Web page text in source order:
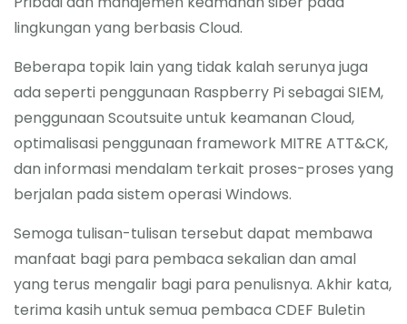
lingkungan yang berbasis Cloud.
Beberapa topik lain yang tidak kalah serunya juga
ada seperti penggunaan Raspberry Pi sebagai SIEM,
penggunaan Scoutsuite untuk keamanan Cloud,
optimalisasi penggunaan framework MITRE ATT&CK,
dan informasi mendalam terkait proses-proses yang
berjalan pada sistem operasi Windows.
Semoga tulisan-tulisan tersebut dapat membawa
manfaat bagi para pembaca sekalian dan amal
yang terus mengalir bagi para penulisnya. Akhir kata,
terima kasih untuk semua pembaca CDEF Buletin